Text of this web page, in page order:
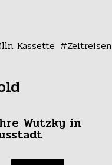
Kassette Zeitreisen
Wutzky in